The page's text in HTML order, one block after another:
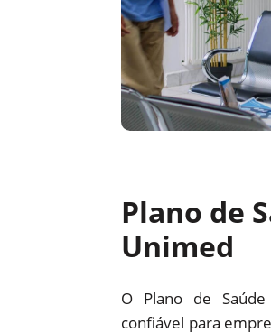
Plano de
Unimed
O Plano de
confiável para